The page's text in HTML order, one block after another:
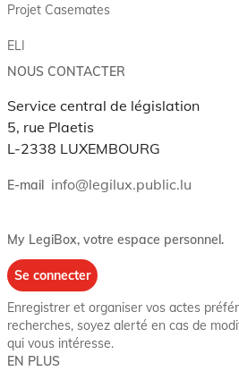
Projet Casemates
ELI
NOUS CONTACTER
Service central de législation
5, rue Plaetis
L-2338 LUXEMBOURG
E-mail info@legilux.public.lu
My LegiBox, votre espace personnel.
Se connecter
Enregistrer et organiser vos actes
recherches, soyez alerté en cas de
qui vous intéresse.
EN PLUS